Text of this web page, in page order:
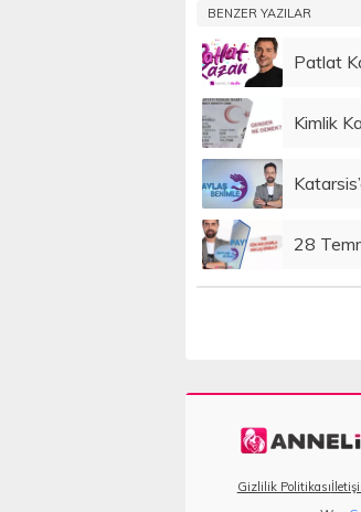
BENZER YAZILAR
Patlat
Kimlik
28
Gizlilik Politikası